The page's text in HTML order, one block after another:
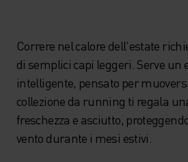
Correre nel calore dell'estate
di semplici capi leggeri. Serve
intelligente, pensato per
collezione da running ti regala
freschezza e asciutto,
vento durante i mesi estivi.